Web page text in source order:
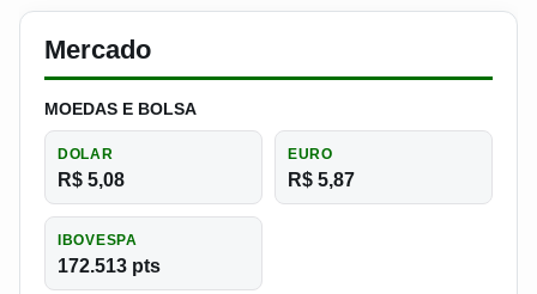
Mercado
MOEDAS E BOLSA
DOLAR
R$ 5,08
EURO
R$ 5,87
IBOVESPA
172.513 pts